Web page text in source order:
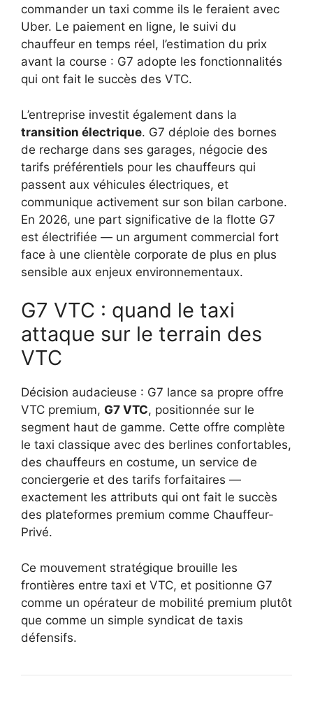
commander un taxi comme ils le feraient avec
Uber. Le paiement en ligne, le suivi du
chauffeur en temps réel, l’estimation du prix
avant la course : G7 adopte les fonctionnalités
qui ont fait le succès des VTC.
L’entreprise investit également dans la
transition électrique. G7 déploie des bornes
de recharge dans ses garages, négocie des
tarifs préférentiels pour les chauffeurs qui
passent aux véhicules électriques, et
communique activement sur son bilan carbone.
En 2026, une part significative de la flotte G7
est électrifiée — un argument commercial fort
face à une clientèle corporate de plus en plus
sensible aux enjeux environnementaux.
G7 VTC : quand le taxi
attaque sur le terrain des
VTC
Décision audacieuse : G7 lance sa propre offre
VTC premium, G7 VTC, positionnée sur le
segment haut de gamme. Cette offre complète
le taxi classique avec des berlines confortables,
des chauffeurs en costume, un service de
conciergerie et des tarifs forfaitaires —
exactement les attributs qui ont fait le succès
des plateformes premium comme Chauffeur-
Privé.
Ce mouvement stratégique brouille les
frontières entre taxi et VTC, et positionne G7
comme un opérateur de mobilité premium plutôt
que comme un simple syndicat de taxis
défensifs.